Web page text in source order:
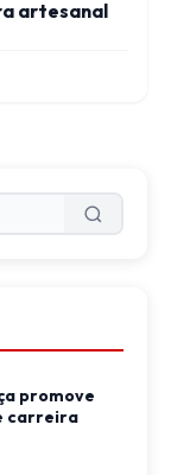
artesanal
promove
carreira